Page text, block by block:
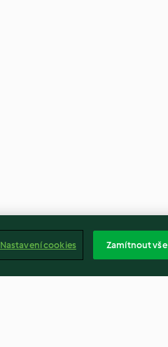
Nastavení cookies Zamítnout vše